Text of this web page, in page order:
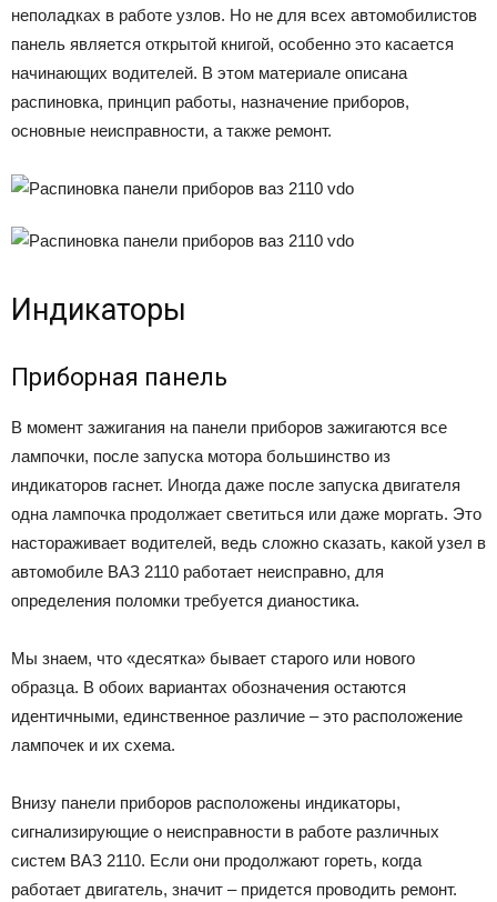
неполадках в работе узлов. Но не для всех автомобилистов
панель является открытой книгой, особенно это касается
начинающих водителей. В этом материале описана
распиновка, принцип работы, назначение приборов,
основные неисправности, а также ремонт.
Индикаторы
Приборная панель
В момент зажигания на панели приборов зажигаются все
лампочки, после запуска мотора большинство из
индикаторов гаснет. Иногда даже после запуска двигателя
одна лампочка продолжает светиться или даже моргать. Это
настораживает водителей, ведь сложно сказать, какой узел в
автомобиле ВАЗ 2110 работает неисправно, для
определения поломки требуется дианостика.
Мы знаем, что «десятка» бывает старого или нового
образца. В обоих вариантах обозначения остаются
идентичными, единственное различие – это расположение
лампочек и их схема.
Внизу панели приборов расположены индикаторы,
сигнализирующие о неисправности в работе различных
систем ВАЗ 2110. Если они продолжают гореть, когда
работает двигатель, значит – придется проводить ремонт.